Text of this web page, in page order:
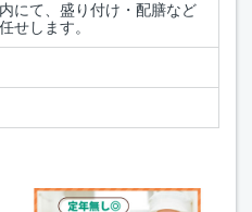
にて、盛り付け・配膳など
せします。